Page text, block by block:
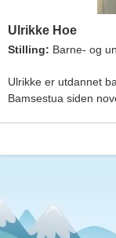
Ulrikke Hoe
Stilling: Barne- og
Ulrikke er utdannet
Bamsestua siden